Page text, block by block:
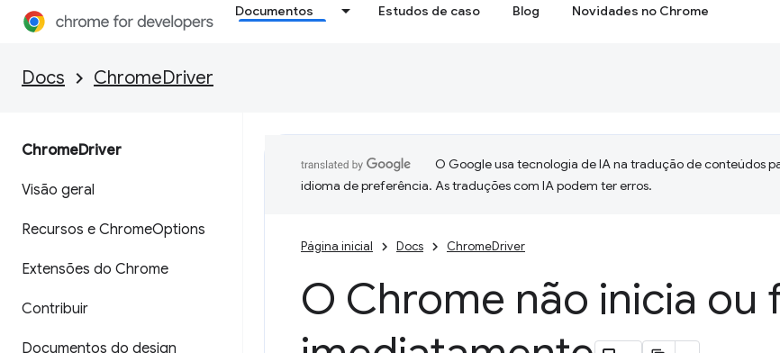
Documentos Estudos de caso Blog Novidades no Chrome
Docs ChromeDriver
ChromeDriver
Visão geral
Recursos e ChromeOptions
Extensões do Chrome
Contribuir
Documentos do design
O Google usa tecnologia de IA na tradução de conteúdos
idioma de preferência. As traduções com IA podem ter erros.
Página inicial Docs ChromeDriver
O Chrome não inicia ou